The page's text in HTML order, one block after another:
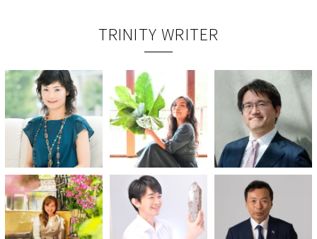
TRINITY WRITER